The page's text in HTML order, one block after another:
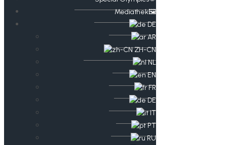
Mediathek🖼️​
DE
AR
ZH-CN
NL
EN
FR
DE
IT
PT
RU